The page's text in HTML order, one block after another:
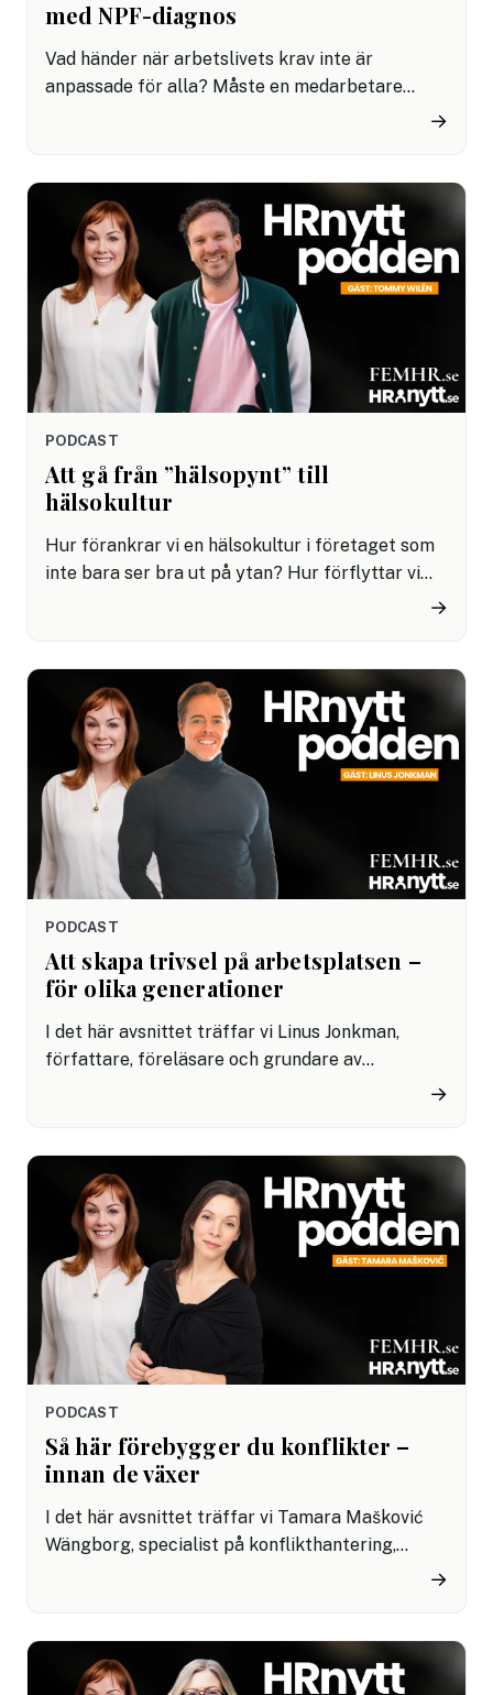
med NPF-diagnos
Vad händer när arbetslivets krav inte är
anpassade för alla? Måste en medarbetare
→
PODCAST
Att gå från ”hälsopynt” till
hälsokultur
Hur förankrar vi en hälsokultur i företaget som
inte bara ser bra ut på ytan? Hur förflyttar vi
ansvaret från individen till ledningen och stöttar
ergonom som föreläser inom arbetsmiljö och har
skrivit boken ”Våga sitta lite fult”.
→
PODCAST
Att skapa trivsel på arbetsplatsen –
för olika generationer
I det här avsnittet träffar vi Linus Jonkman,
författare, föreläsare och grundare av
hur du kan få alla på arbetsplatsen att trivas
och samarbeta.
→
PODCAST
Så här förebygger du konflikter –
innan de växer
I det här avsnittet träffar vi Tamara Mašković
Wängborg, specialist på konflikthantering,
hantera konflikter”. Här delar hon med sig av
bland annat hur små, subtila beteenden snabbt
→